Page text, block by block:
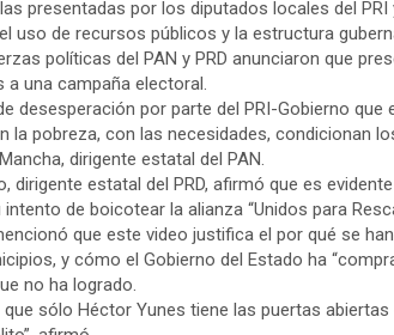
presentadas por los diputados locales del
uso de recursos públicos y la estructura
políticas del PAN y PRD anunciaron que
una campaña electoral.
desesperación por parte del PRI-Gobierno
la pobreza, con las necesidades, condicionan
dirigente estatal del PAN.
dirigente estatal del PRD, afirmó que es
de boicotear la alianza “Unidos para
que este video justifica el por qué se
y cómo el Gobierno del Estado ha
no ha logrado.
que sólo Héctor Yunes tiene las puertas